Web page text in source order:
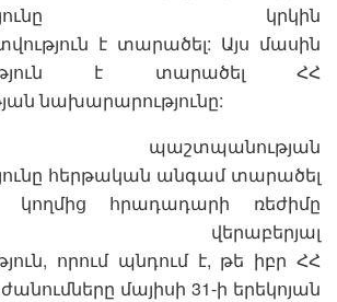
կրկին
է տարածել: Այս մասին
է տարածել ՀՀ
նախարարությունը:
պաշտպանության
հերթական անգամ տարածել
հրադադարի ռեժիմը
վերաբերյալ
որում պնդում է, թե իբր ՀՀ
մայիսի 31-ի երեկոյան